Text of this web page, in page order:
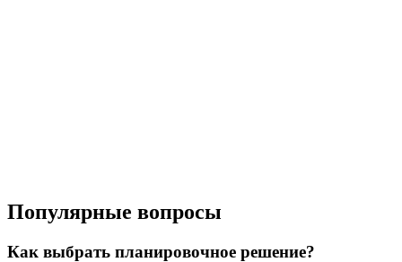
Популярные вопросы
Как выбрать планировочное решение?